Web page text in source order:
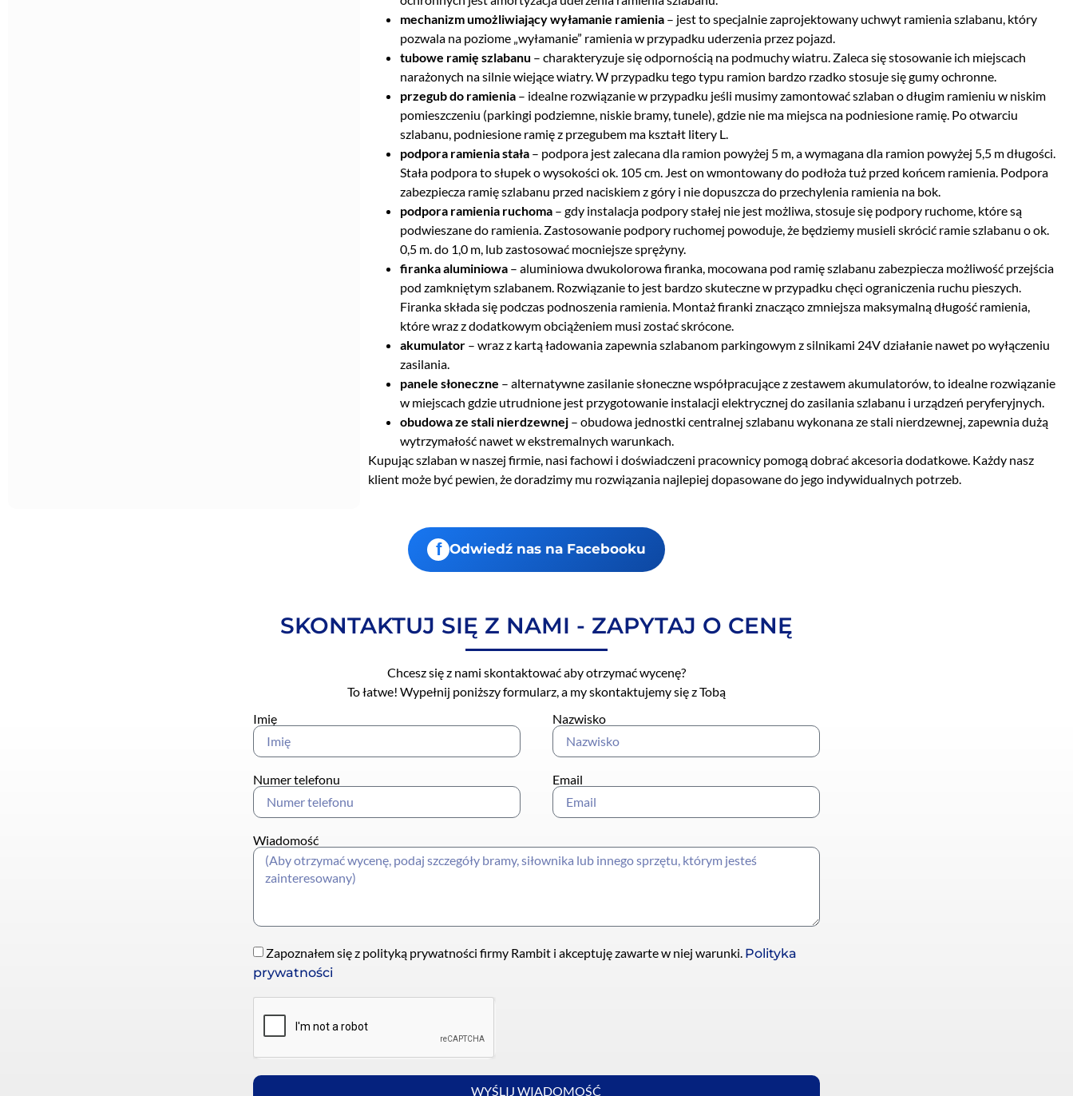
mechanizm umożliwiający wyłamanie ramienia – jest to specjalnie zaprojektowany uchwyt ramienia szlabanu, który
pozwala na poziome „wyłamanie” ramienia w przypadku uderzenia przez pojazd.
tubowe ramię szlabanu – charakteryzuje się odpornością na podmuchy wiatru. Zaleca się stosowanie ich miejscach
narażonych na silnie wiejące wiatry. W przypadku tego typu ramion bardzo rzadko stosuje się gumy ochronne.
przegub do ramienia – idealne rozwiązanie w przypadku jeśli musimy zamontować szlaban o długim ramieniu w niskim
pomieszczeniu (parkingi podziemne, niskie bramy, tunele), gdzie nie ma miejsca na podniesione ramię. Po otwarciu
szlabanu, podniesione ramię z przegubem ma kształt litery L.
podpora ramienia stała – podpora jest zalecana dla ramion powyżej 5 m, a wymagana dla ramion powyżej 5,5 m długości.
Stała podpora to słupek o wysokości ok. 105 cm. Jest on wmontowany do podłoża tuż przed końcem ramienia. Podpora
zabezpiecza ramię szlabanu przed naciskiem z góry i nie dopuszcza do przechylenia ramienia na bok.
podpora ramienia ruchoma – gdy instalacja podpory stałej nie jest możliwa, stosuje się podpory ruchome, które są
podwieszane do ramienia. Zastosowanie podpory ruchomej powoduje, że będziemy musieli skrócić ramie szlabanu o ok.
0,5 m. do 1,0 m, lub zastosować mocniejsze sprężyny.
firanka aluminiowa – aluminiowa dwukolorowa firanka, mocowana pod ramię szlabanu zabezpiecza możliwość przejścia
pod zamkniętym szlabanem. Rozwiązanie to jest bardzo skuteczne w przypadku chęci ograniczenia ruchu pieszych.
Firanka składa się podczas podnoszenia ramienia. Montaż firanki znacząco zmniejsza maksymalną długość ramienia,
które wraz z dodatkowym obciążeniem musi zostać skrócone.
akumulator – wraz z kartą ładowania zapewnia szlabanom parkingowym z silnikami 24V działanie nawet po wyłączeniu
zasilania.
panele słoneczne – alternatywne zasilanie słoneczne współpracujące z zestawem akumulatorów, to idealne rozwiązanie
w miejscach gdzie utrudnione jest przygotowanie instalacji elektrycznej do zasilania szlabanu i urządzeń peryferyjnych.
obudowa ze stali nierdzewnej – obudowa jednostki centralnej szlabanu wykonana ze stali nierdzewnej, zapewnia dużą
wytrzymałość nawet w ekstremalnych warunkach.
Kupując szlaban w naszej firmie, nasi fachowi i doświadczeni pracownicy pomogą dobrać akcesoria dodatkowe. Każdy nasz
klient może być pewien, że doradzimy mu rozwiązania najlepiej dopasowane do jego indywidualnych potrzeb.
f Odwiedź nas na Facebooku
SKONTAKTUJ SIĘ Z NAMI - ZAPYTAJ O CENĘ
Chcesz się z nami skontaktować aby otrzymać wycenę?
To łatwe! Wypełnij poniższy formularz, a my skontaktujemy się z Tobą
Imię
Nazwisko
Numer telefonu Email
Wiadomość
Zapoznałem się z polityką prywatności firmy Rambit i akceptuję zawarte w niej warunki. Polityka
prywatności
WYŚLIJ WIADOMOŚĆ